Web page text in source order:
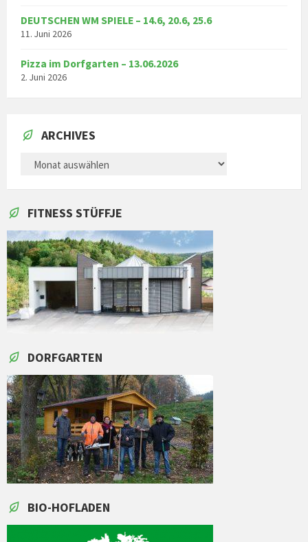
DEUTSCHEN WM SPIELE – 14.6, 20.6, 25.6
11. Juni 2026
Pizza im Dorfgarten – 13.06.2026
2. Juni 2026
ARCHIVES
ARCHIVES
FITNESS STÜFFJE
DORFGARTEN
BIO-HOFLADEN